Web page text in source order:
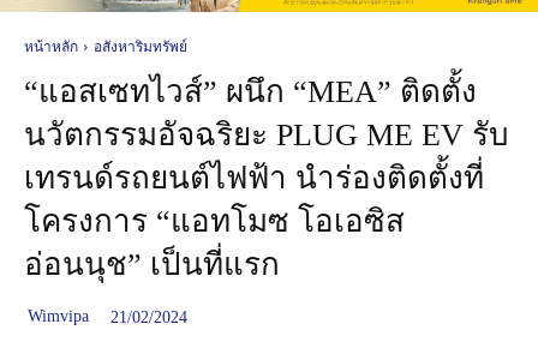
หน้าหลัก อสังหาริมทรัพย์
“แอสเซทไวส์” ผนึก “MEA” ติดตั้ง
นวัตกรรมอัจฉริยะ PLUG ME EV รับ
เทรนด์รถยนต์ไฟฟ้า นำร่องติดตั้งที่
โครงการ “แอทโมซ โอเอซิส
อ่อนนุช” เป็นที่แรก
Wimvipa 21/02/2024